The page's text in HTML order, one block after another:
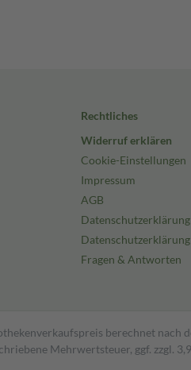
Rechtliches
Widerruf erklären
Cookie-Einstellungen
Impressum
AGB
Datenschutzerklärung
Fragen & Antworten
berechnet nach
Mehrwertsteuer, ggf. zzgl.